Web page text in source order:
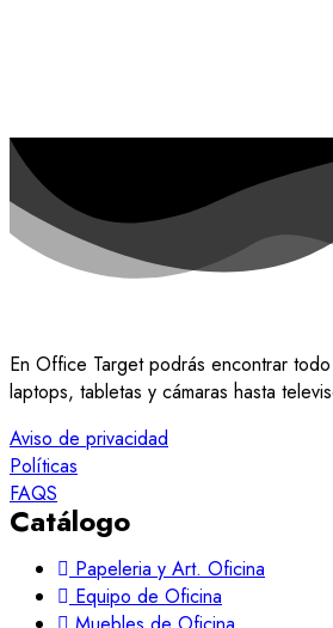
En Office Target podrás encontrar
laptops, tabletas y cámaras hasta
Aviso de privacidad
Políticas
FAQS
Catálogo
Papeleria y Art. Oficina
Equipo de Oficina